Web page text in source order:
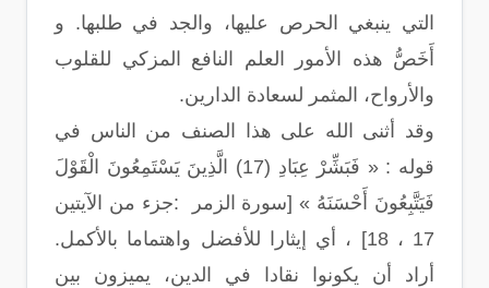
التي ينبغي الحرص عليها، والجد في طلبها. و
أَخَصُّ هذه الأمور العلم النافع المزكي للقلوب
والأرواح، المثمر لسعادة الدارين.
وقد أثنى الله على هذا الصنف من الناس في
قوله : « فَبَشِّرْ عِبَادِ (17) الَّذِينَ يَسْتَمِعُونَ الْقَوْلَ
فَيَتَّبِعُونَ أَحْسَنَهُ » [سورة الزمر :جزء من الآيتين
17 ، 18] ، أي إيثارا للأفضل واهتماما بالأكمل.
أراد أن يكونوا نقادا في الدين، يميزون بين